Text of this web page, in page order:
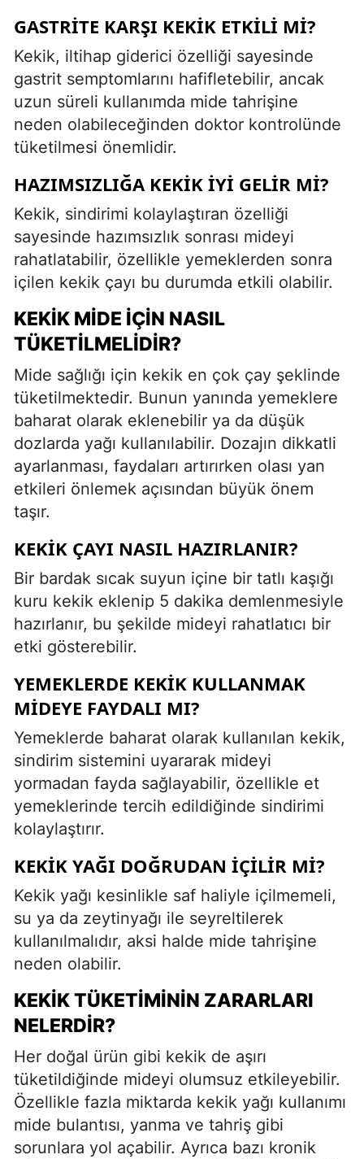
GASTRITE KARŞI KEKIK ETKILI MI?
Kekik, iltihap giderici özelliği sayesinde
gastrit semptomlarını hafifletebilir, ancak
uzun süreli kullanımda mide tahrişine
neden olabileceğinden doktor kontrolünde
tüketilmesi önemlidir.
HAZIMSIZLIĞA KEKIK İYI GELIR MI?
Kekik, sindirimi kolaylaştıran özelliği
sayesinde hazımsızlık sonrası mideyi
rahatlatabilir, özellikle yemeklerden sonra
içilen kekik çayı bu durumda etkili olabilir.
KEKIK MIDE İÇIN NASIL
TÜKETILMELIDIR?
Mide sağlığı için kekik en çok çay şeklinde
tüketilmektedir. Bunun yanında yemeklere
baharat olarak eklenebilir ya da düşük
dozlarda yağı kullanılabilir. Dozajın dikkatli
ayarlanması, faydaları artırırken olası yan
etkileri önlemek açısından büyük önem
taşır.
KEKIK ÇAYI NASIL HAZIRLANIR?
Bir bardak sıcak suyun içine bir tatlı kaşığı
kuru kekik eklenip 5 dakika demlenmesiyle
hazırlanır, bu şekilde mideyi rahatlatıcı bir
etki gösterebilir.
YEMEKLERDE KEKIK KULLANMAK
MIDEYE FAYDALI MI?
Yemeklerde baharat olarak kullanılan kekik,
sindirim sistemini uyararak mideyi
yormadan fayda sağlayabilir, özellikle et
yemeklerinde tercih edildiğinde sindirimi
kolaylaştırır.
KEKIK YAĞI DOĞRUDAN İÇILIR MI?
Kekik yağı kesinlikle saf haliyle içilmemeli,
su ya da zeytinyağı ile seyreltilerek
kullanılmalıdır, aksi halde mide tahrişine
neden olabilir.
KEKIK TÜKETIMININ ZARARLARI
NELERDIR?
Her doğal ürün gibi kekik de aşırı
tüketildiğinde mideyi olumsuz etkileyebilir.
Özellikle fazla miktarda kekik yağı kullanımı
mide bulantısı, yanma ve tahriş gibi
sorunlara yol açabilir. Ayrıca bazı kronik